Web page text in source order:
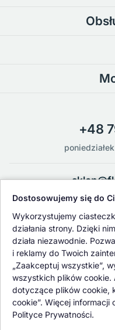
+48
Oferowane przez nas
kontroli jakości oraz
wykwalifikowane osoby z
Nasiennictwa.
Dostosowujemy się do
Wykorzystujemy
działania strony. Dzięki
działa niezawodnie.
i reklamy do Twoich
„Zaakceptuj wszystkie”,
wszystkich plików
dotyczące plików cookie,
cookie”. Więcej
Polityce Prywatności.